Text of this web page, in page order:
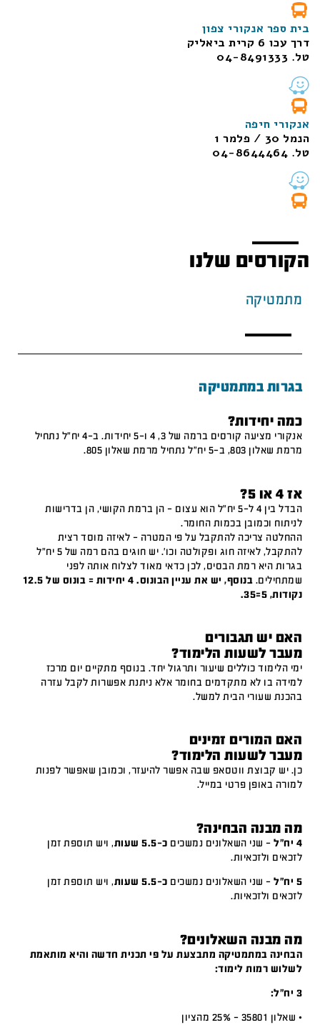
בית ספר אנקורי צפון
דרך עכו 6 קרית ביאליק
טל. 04-8491333
אנקורי חיפה
הנמל 30 / פלמר 1
טל. 04-8644464
הקורסים שלנו
מתמטיקה
בגרות במתמטיקה
כמה יחידות?
אנקורי מציעה קורסים ברמה של 3, 4 ו-5 יחידות. ב-4 יח"ל נתחיל
מרמת שאלון 803, ב-5 יח"ל נתחיל מרמת שאלון 805.
אז 4 או 5?
הבדל בין 4 ל-5 יח"ל הוא עצום – הן ברמת הקושי, הן בדרישות
לניתוח וכמובן בכמות החומר.
ההחלטה צריכה להתקבל על פי המטרה – לאיזה מוסד רצית
להתקבל, לאיזה חוג ופקולטה וכו'. יש חוגים בהם רמה של 5 יח"ל
בגרות היא רמת הבסיס, לכן כדאי מאוד לצלוח אותה לפני
שמתחילים.
בנוסף, יש את עניין הבונוס. 4 יחידות = בונוס של 12.5
נקודות, 5=35.
האם יש תגבורים
מעבר לשעות הלימוד?
ימי הלימוד כוללים שיעור ותרגול יחד. בנוסף מתקיים יום מרכז
למידה בו לא מתקדמים בחומר אלא ניתנת אפשרות לקבל עזרה
בהכנת שעורי הבית למשל.
האם המורים זמינים
מעבר לשעות הלימוד?
כן. יש קבוצת ווטסאפ שבה אפשר להיעזר, וכמובן שאפשר לפנות
למורה באופן פרטי במייל.
מה מבנה הבחינה?
4 יח"ל – שני השאלונים נמשכים כ-5.5 שעות
, ויש תוספת זמן
לזכאים ולזכאיות.
5 יח"ל – שני השאלונים נמשכים כ-5.5 שעות
, ויש תוספת זמן
לזכאים ולזכאיות.
מה מבנה השאלונים?
הבחינה במתמטיקה מתבצעת על פי תכנית חדשה והיא מותאמת
לשלוש רמות לימוד:
3 יח”ל:
• שאלון 35801 – 25% מהציון